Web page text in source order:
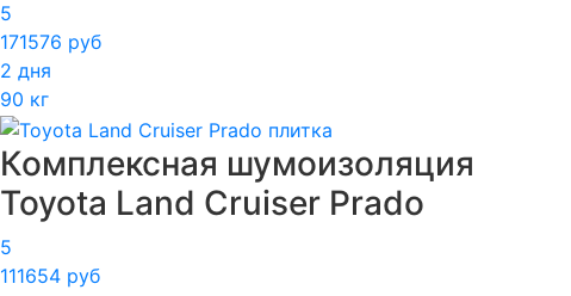
5
171576 руб
2 дня
90 кг
Комплексная шумоизоляция
Toyota Land Cruiser Prado
5
111654 руб